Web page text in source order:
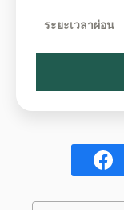
ระยะเวลาผ่อน